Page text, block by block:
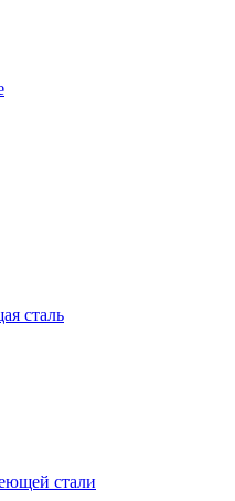
сталь
стали